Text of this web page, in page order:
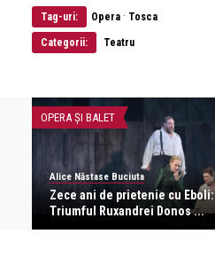
Tag-uri: Opera · Tosca
Categorii: Teatru
OPERA ȘI BALET
Alice Năstase Buciuta
Zece ani de prietenie cu Eboli:
Triumful Ruxandrei Donos ...